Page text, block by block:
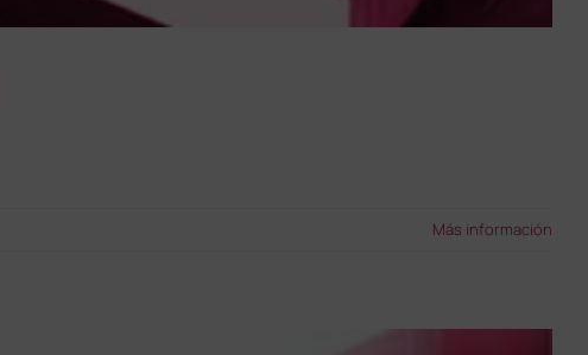
Más información